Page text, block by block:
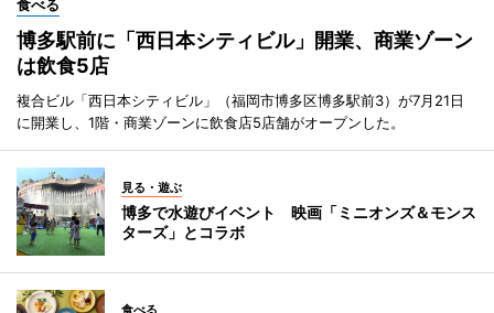
食べる
博多駅前に「西日本シティビル」開業、商業ゾーン
は飲食5店
複合ビル「西日本シティビル」（福岡市博多区博多駅前3）が7月21日
に開業し、1階・商業ゾーンに飲食店5店舗がオープンした。
見る・遊ぶ
博多で水遊びイベント 映画「ミニオンズ＆モンス
ターズ」とコラボ
食べる